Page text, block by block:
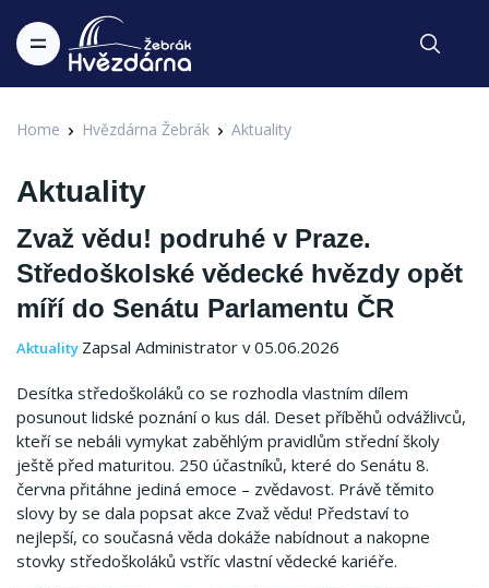
Home Hvězdárna Žebrák Aktuality
Aktuality
Zvaž vědu! podruhé v Praze.
Středoškolské vědecké hvězdy opět
míří do Senátu Parlamentu ČR
Aktuality Zapsal Administrator v 05.06.2026
Desítka středoškoláků co se rozhodla vlastním dílem
posunout lidské poznání o kus dál. Deset příběhů odvážlivců,
kteří se nebáli vymykat zaběhlým pravidlům střední školy
ještě před maturitou. 250 účastníků, které do Senátu 8.
června přitáhne jediná emoce – zvědavost. Právě těmito
slovy by se dala popsat akce Zvaž vědu! Představí to
nejlepší, co současná věda dokáže nabídnout a nakopne
stovky středoškoláků vstříc vlastní vědecké kariéře.